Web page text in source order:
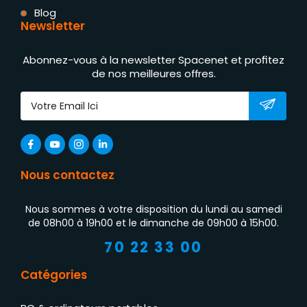
Blog
Newsletter
Abonnez-vous à la newsletter Spacenet et profitez
de nos meilleures offres.
Nous contactez
Nous sommes à votre disposition du lundi au samedi
de 08h00 à 19h00 et le dimanche de 09h00 à 15h00.
70 22 33 00
Catégories